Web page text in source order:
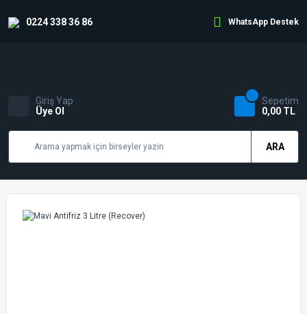
0224 338 36 86 WhatsApp Destek
ARA
Giriş Yap
Üye Ol
Sepetim
0,00 TL